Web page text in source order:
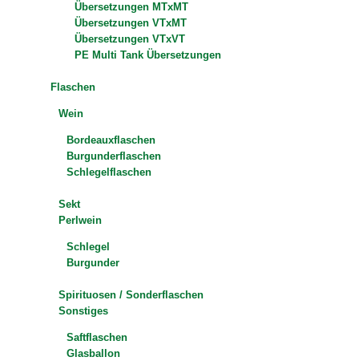
Übersetzungen MTxMT
Übersetzungen VTxMT
Übersetzungen VTxVT
PE Multi Tank Übersetzungen
Flaschen
Wein
Bordeauxflaschen
Burgunderflaschen
Schlegelflaschen
Sekt
Perlwein
Schlegel
Burgunder
Spirituosen / Sonderflaschen
Sonstiges
Saftflaschen
Glasballon